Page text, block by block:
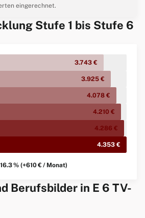
eingerechnet.
Stufe 1 bis Stufe 6
3.743 €
3.925 €
4.078 €
4.210 €
4.286 €
4.353 €
% (+610 € / Monat)
Berufsbilder in E 6 TV-